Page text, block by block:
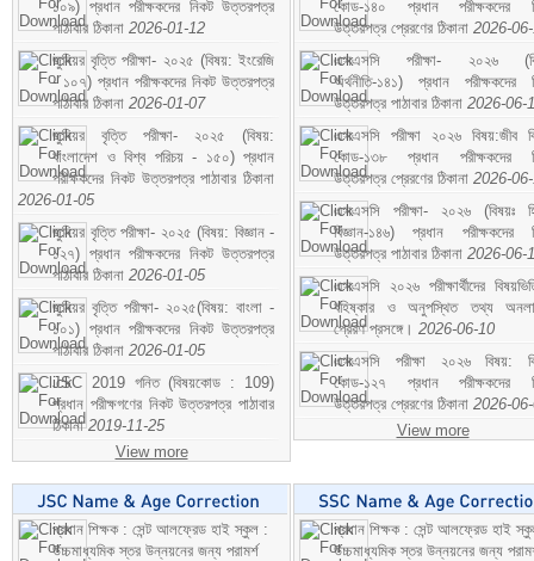
১০৯) প্রধান পরীক্ষকদের নিকট উত্তরপত্র
পাঠাবার ঠিকানা 2026-01-12
জুনিয়র বৃত্তি পরীক্ষা- ২০২৫ (বিষয়: ইংরেজি
- ১০৭) প্রধান পরীক্ষকদের নিকট উত্তরপত্র
পাঠাবার ঠিকানা 2026-01-07
জুনিয়র বৃত্তি পরীক্ষা- ২০২৫ (বিষয়:
বাংলাদেশ ও বিশ্ব পরিচয় - ১৫০) প্রধান
পরীক্ষকদের নিকট উত্তরপত্র পাঠাবার ঠিকানা
2026-01-05
জুনিয়র বৃত্তি পরীক্ষা- ২০২৫ (বিষয়: বিজ্ঞান -
১২৭) প্রধান পরীক্ষকদের নিকট উত্তরপত্র
পাঠাবার ঠিকানা 2026-01-05
জুনিয়র বৃত্তি পরীক্ষা- ২০২৫(বিষয়: বাংলা -
১০১) প্রধান পরীক্ষকদের নিকট উত্তরপত্র
পাঠাবার ঠিকানা 2026-01-05
JSC 2019 গনিত (বিষয়কোড : 109)
প্রধান পরীক্ষগণের নিকট উত্তরপত্র পাঠাবার
ঠিকানা2019-11-25
View more
কোড-১৪০ প্রধান পরীক্ষকদের
উত্তরপত্র প্রেরণের ঠিকানা 2026-
এসএসসি পরীক্ষা- ২০২৬
অর্থনীতি-১৪১) প্রধান পরীক্ষকদের
উত্তরপত্র পাঠাবার ঠিকানা 2026-06-
এসএসসি পরীক্ষা ২০২৬ বিষয়:জীব
কোড-১৩৮ প্রধান পরীক্ষকদের
উত্তরপত্র প্রেরণের ঠিকানা 2026-
এসএসসি পরীক্ষা- ২০২৬ (বিষয়ঃ
বিজ্ঞান-১৪৬) প্রধান পরীক্ষকদের
উত্তরপত্র পাঠাবার ঠিকানা 2026-06-
এসএসসি ২০২৬ পরীক্ষার্থীদের
বহিষ্কার ও অনুপস্থিত তথ্য
প্রেরণ প্রসঙ্গে। 2026-06-10
এসএসসি পরীক্ষা ২০২৬ বিষয়:
কোড-১২৭ প্রধান পরীক্ষকদের
উত্তরপত্র প্রেরণের ঠিকানা 2026-
View more
প্রধান শিক্ষক : সেন্ট আলফ্রেড হাই স্কুল :
উচ্চমাধ্যমিক স্তর উন্নয়নের জন্য পরামর্শ
প্রধান শিক্ষক : সেন্ট আলফ্রেড হাই
উচ্চমাধ্যমিক স্তর উন্নয়নের জন্য